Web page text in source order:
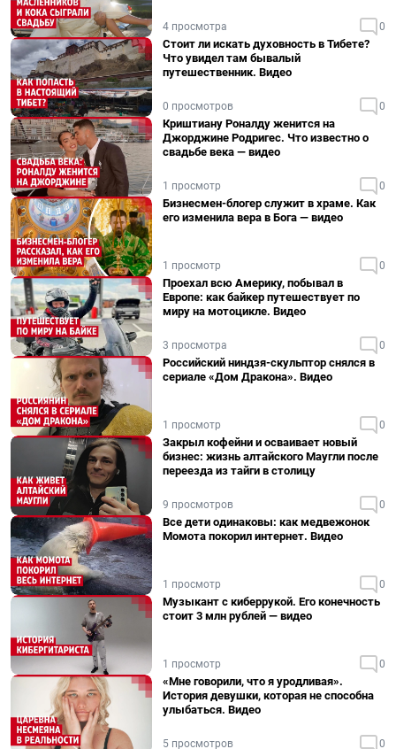
4 просмотра 0
Стоит ли искать духовность в Тибете?
Что увидел там бывалый
путешественник. Видео
0 просмотров 0
Криштиану Роналду женится на
Джорджине Родригес. Что известно о
свадьбе века — видео
1 просмотр 0
Бизнесмен-блогер служит в храме. Как
его изменила вера в Бога — видео
1 просмотр 0
Проехал всю Америку, побывал в
Европе: как байкер путешествует по
миру на мотоцикле. Видео
3 просмотра 0
Российский ниндзя-скульптор снялся в
сериале «Дом Дракона». Видео
1 просмотр 0
Закрыл кофейни и осваивает новый
бизнес: жизнь алтайского Маугли после
переезда из тайги в столицу
9 просмотров 0
Все дети одинаковы: как медвежонок
Момота покорил интернет. Видео
1 просмотр 0
Музыкант с киберрукой. Его конечность
стоит 3 млн рублей — видео
1 просмотр 0
«Мне говорили, что я уродливая».
История девушки, которая не способна
улыбаться. Видео
5 просмотров 0